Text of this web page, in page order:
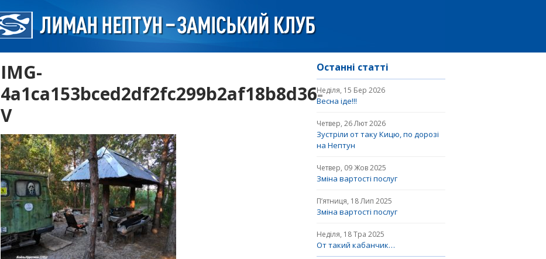
IMG-
4a1ca153bced2df2fc299b2af18b8d36-
V
Останні статті
Неділя, 15 Бер 2026
Весна іде!!!
Четвер, 26 Лют 2026
Зустріли от таку Кицю, по дорозі
на Нептун
Четвер, 09 Жов 2025
Зміна вартості послуг
П’ятниця, 18 Лип 2025
Зміна вартості послуг
Неділя, 18 Тра 2025
От такий кабанчик…